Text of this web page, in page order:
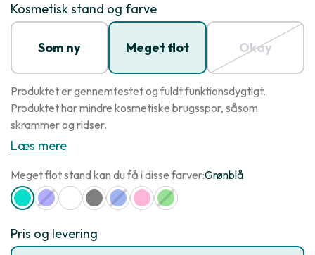
Kosmetisk stand og farve
Som ny Meget flot Okay
Produktet er gennemtestet og fuldt funktionsdygtigt.
Produktet har mindre kosmetiske brugsspor, såsom
skrammer og ridser.
Læs mere
Meget flot stand kan du få i disse farver:Grønblå
Pris og levering